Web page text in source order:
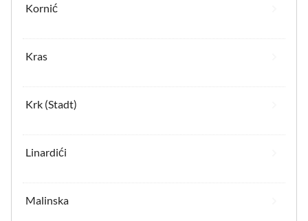
Kornić
Kras
Krk (Stadt)
Linardići
Malinska